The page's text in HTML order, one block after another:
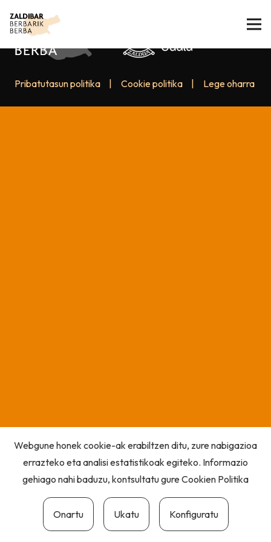
Pribatutasun politika Cookie politika Lege oharra
Webgune honek cookie-ak erabiltzen ditu, zure nabigazioa
errazteko eta analisi estatistikoak egiteko. Informazio
gehiago nahi baduzu, kontsultatu gureCookien Politika
Onartu Ukatu Konfiguratu